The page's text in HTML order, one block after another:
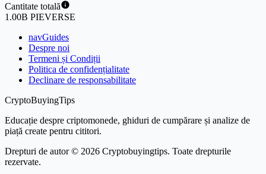
Cantitate totală
1.00B PIEVERSE
navGuides
Despre noi
Termeni și Condiții
Politica de confidențialitate
Declinare de responsabilitate
CryptoBuyingTips
Educație despre criptomonede, ghiduri de cumpărare și analize de
piață create pentru cititori.
Drepturi de autor © 2026 Cryptobuyingtips. Toate drepturile
rezervate.